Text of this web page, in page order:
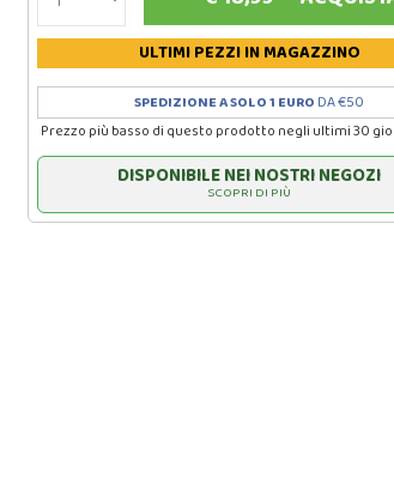
ULTIMI PEZZIIN MAGAZZINO
SPEDIZIONE A SOLO 1 EURO DA €50
Prezzo più basso di questo prodotto negli ultimi 30
DISPONIBILE NEI NOSTRI NEGOZI
SCOPRI DI PIÙ